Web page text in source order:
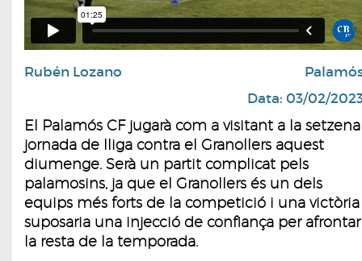
Rubén Lozano
Data: 03/02/
El Palamós CF jugarà com a visitant a la setzena
jornada de lliga contra el Granollers aquest
diumenge. Serà un partit complicat pels
palamosins, ja que el Granollers és un dels
equips més forts de la competició i una victòria
suposaria una injecció de confiança per afrontar
la resta de la temporada.